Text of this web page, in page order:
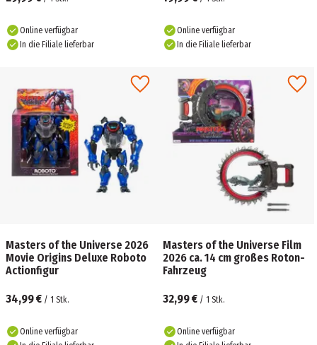
Online verfügbar
In die Filiale lieferbar
Online verfügbar
In die Filiale lieferbar
Masters of the Universe 2026
Movie Origins Deluxe Roboto
Actionfigur
34,99 € / 1 Stk.
Online verfügbar
Masters of the Universe Film
2026 ca. 14 cm großes Roton-
Fahrzeug
32,99 € / 1 Stk.
Online verfügbar